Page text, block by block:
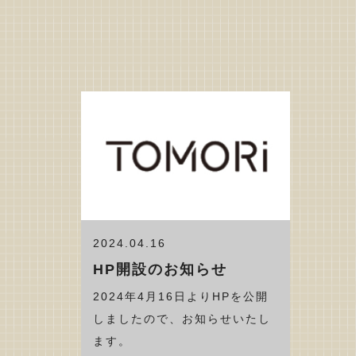
HP開設のお知らせ
2024.04.16
2024年4月16日よりHPを公開
しましたので、お知らせいたし
ます。